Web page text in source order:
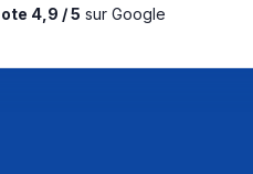
4,9 / 5 sur Google